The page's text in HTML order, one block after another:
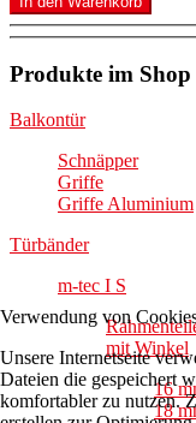
Produkte im Shop
Balkontür
Schnäpper
Griffe
Griffe Aluminium
Türbänder
m-tec I S
mit Winkel
16
18
Verwendung von
Unsere Internetseite
Dateien die gespeichert
komfortabler zu nutzen.